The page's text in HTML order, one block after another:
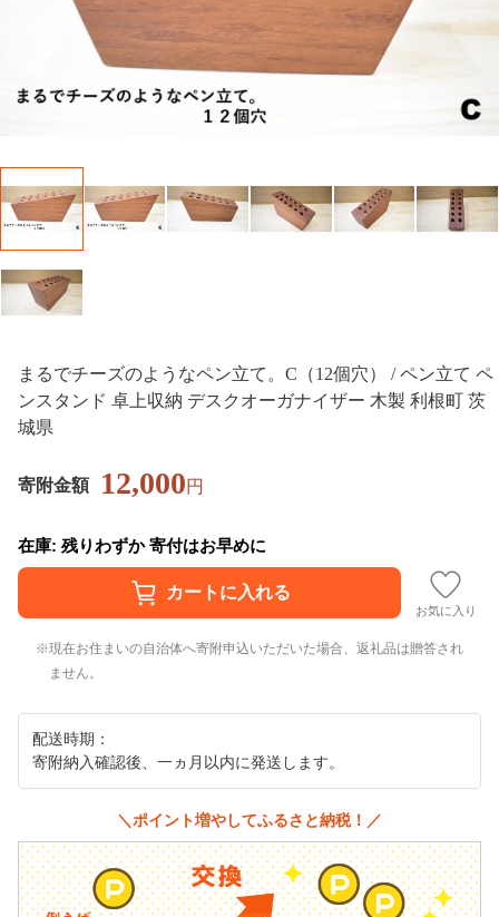
まるでチーズのようなペン立て。C（12個穴） / ペン立て ペ
ンスタンド 卓上収納 デスクオーガナイザー 木製 利根町 茨
城県
寄附金額 12,000円
在庫: 残りわずか 寄付はお早めに
お気に入り
現在お住まいの自治体へ寄附申込いただいた場合、返礼品は贈答され
ません。
配送時期：
寄附納入確認後、一ヵ月以内に発送します。
＼ポイント増やしてふるさと納税！／